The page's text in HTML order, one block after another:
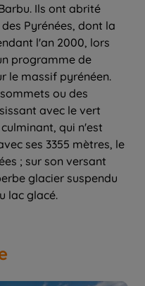
Ils ont abrité
Pyrénées, dont la
l'an 2000, lors
programme de
le massif pyrénéen.
ou des
avec le vert
qui n'est
ses 3355 mètres, le
; sur son versant
glacier suspendu
lac glacé.